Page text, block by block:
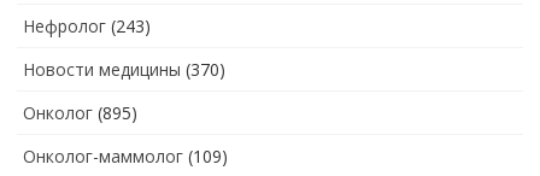
Нефролог (243)
Новости медицины (370)
Онколог (895)
Онколог-маммолог (109)